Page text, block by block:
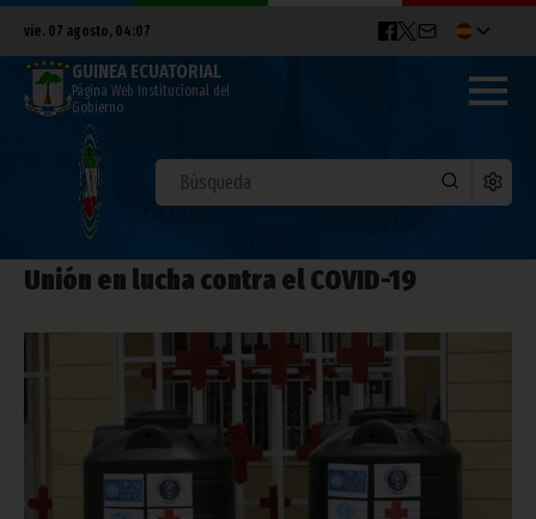
vie. 07 agosto, 04:07
GUINEA ECUATORIAL
Página Web Institucional del
Gobierno
Unión en lucha contra el COVID-19